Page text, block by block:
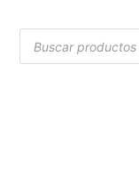
contenido
Búsqueda
de
productos